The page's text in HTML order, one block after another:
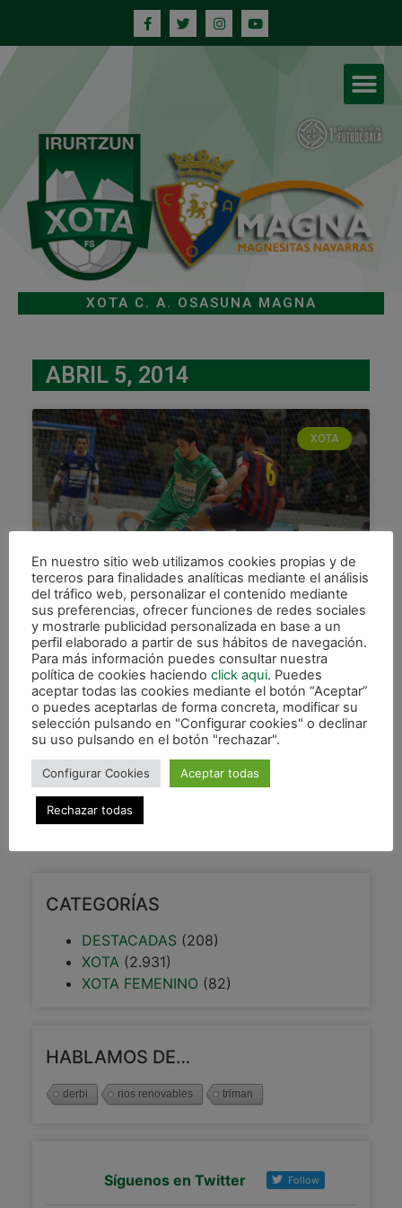
XOTA C. A. OSASUNA MAGNA
ABRIL 5, 2014
XOTA
Engañosa derrota ante el Barça
(2-5) en un buen partido de
Magna
El FC Barcelona Alusport consiguió la victoria en
un completamente lleno pabellón Anaitasuna,
ante un Magna Navarra que no bajó los brazos en
ningún momento,
LEER MÁS »
5 abril, 2014
CATEGORÍAS
DESTACADAS (208)
XOTA (2.931)
XOTA FEMENINO (82)
HABLAMOS DE…
derbi rios renovables triman
Síguenos en Twitter Follow
En nuestro sitio web utilizamos cookies propias y de
terceros para finalidades analíticas mediante el análisis
del tráfico web, personalizar el contenido mediante
sus preferencias, ofrecer funciones de redes sociales
y mostrarle publicidad personalizada en base a un
perfil elaborado a partir de sus hábitos de navegación.
Para más información puedes consultar nuestra
política de cookies haciendo click aqui. Puedes
aceptar todas las cookies mediante el botón “Aceptar”
o puedes aceptarlas de forma concreta, modificar su
selección pulsando en "Configurar cookies" o declinar
su uso pulsando en el botón "rechazar".
Configurar Cookies Aceptar todas
Rechazar todas